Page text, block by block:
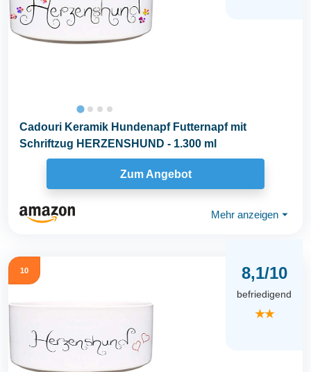
Cadouri Keramik Hundenapf Futternapf mit
Schriftzug HERZENSHUND - 1.300 ml
Zum Angebot
Mehr anzeigen ⏷
10 8,1/10
befriedigend
★★